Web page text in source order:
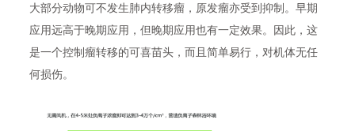
大部分动物可不发生肺内转移瘤，原发瘤亦受到抑制。早期
应用远高于晚期应用，但晚期应用也有一定效果。因此，这
是一个控制瘤转移的可喜苗头，而且简单易行，对机体无任
何损伤。